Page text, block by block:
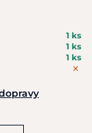
1 ks
1 ks
1 ks